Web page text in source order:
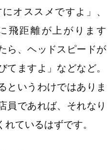
オススメですよ」、
飛距離が上がります
ら、ヘッドスピードが
てますよ」などなど。
というわけではありま
員であれば、それなり
ているはずです。